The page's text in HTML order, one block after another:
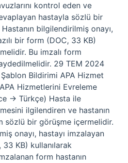
kontrol eden ve
hastayla sözlü bir
bilgilendirilmiş onayı,
bir form (DOC, 33 KB)
Bu imzalı form
29 TEM 2024
Bildirimi APA Hizmet
Hizmetlerini Evreleme
→ Türkçe) Hasta ile
ilgilendiren ve hastanın
sözlü bir görüşme içermelidir.
onayı, hastayı imzalayan
33 KB) kullanılarak
form hastanın